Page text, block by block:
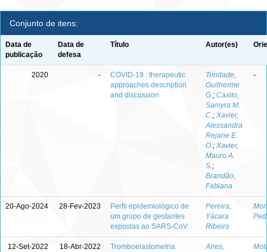
Conjunto de itens:
Data de
publicação
Data de
defesa
Título Autor(es)
2020 -
COVID-19 : therapeutic
approaches description
and discussion
Trindade,
Guilherme
G.; Caxito,
Samyra M.
C.; Xavier,
Alessandra
Rejane E.
O.; Xavier,
Mauro A.
S.;
Brandão,
Fabiana
-
20-Ago-2024 28-Fev-2023
Perfil epidemiológico de
um grupo de gestantes
expostas ao SARS-CoV
Pereira,
Yácara
Ribeiro
12-Set-2022 18-Abr-2022
Tromboelastometria
Aires,